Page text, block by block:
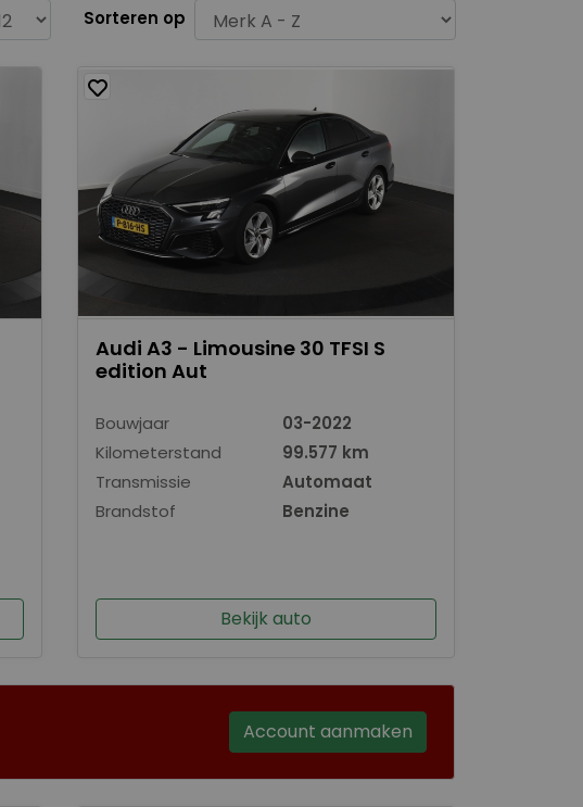
Sorteren op
Audi A3 - Limousine 30 TFSI S
edition Aut
Bouwjaar
03-2022
Kilometerstand
99.577 km
Transmissie
Automaat
Brandstof
Benzine
Bekijk auto
Account aanmaken